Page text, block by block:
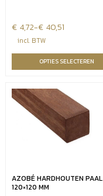
€ 4,72-€ 40,51
Prijsklasse:
€4,72
tot
incl. BTW
OPTIES SELECTEREN
AZOBÉ HARDHOUTEN PAAL
120×120 MM